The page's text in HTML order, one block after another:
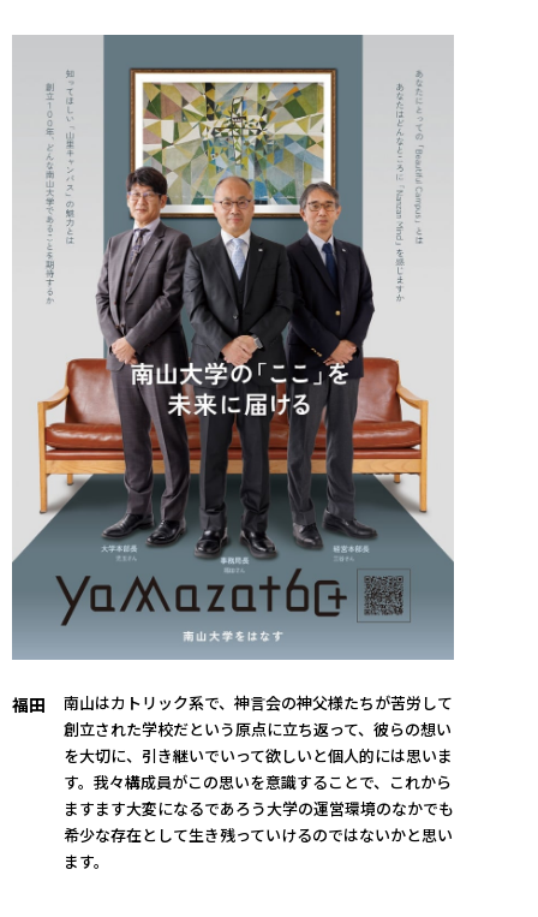
福田
南山はカトリック系で、神言会の神父様たちが苦労して
創立された学校だという原点に立ち返って、彼らの想い
を大切に、引き継いでいって欲しいと個人的には思いま
す。我々構成員がこの思いを意識することで、これから
ますます大変になるであろう大学の運営環境のなかでも
希少な存在として生き残っていけるのではないかと思い
ます。